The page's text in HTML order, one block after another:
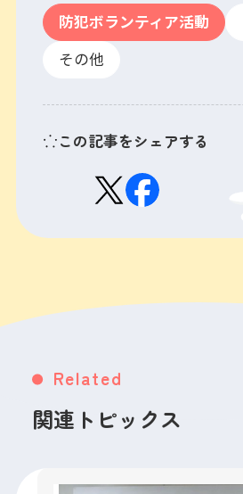
防犯ボランティア活動
その他
この記事をシェアする
Related
関連トピックス